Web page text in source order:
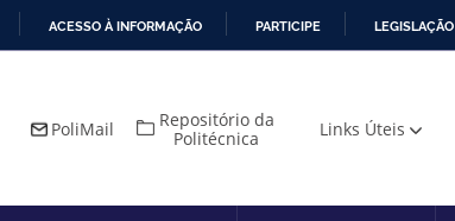
ACESSO À INFORMAÇÃO PARTICIPE LEGISLAÇÃO
PoliMail
Repositório da
Politécnica
Links Úteis